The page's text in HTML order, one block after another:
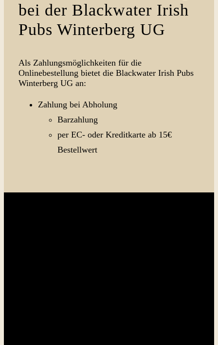
bei der Blackwater Irish
Pubs Winterberg UG
Als Zahlungsmöglichkeiten für die
Onlinebestellung bietet die Blackwater Irish Pubs
Winterberg UG an:
Zahlung bei Abholung
Barzahlung
per EC- oder Kreditkarte ab 15€
Bestellwert